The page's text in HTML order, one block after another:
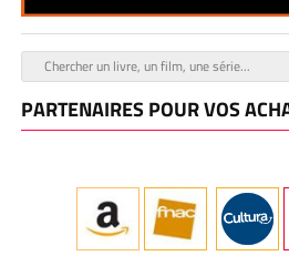
PARTENAIRES POUR VOS